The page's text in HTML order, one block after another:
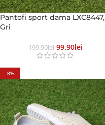
Pantofi sport dama LXC8447,
Gri
199.90Lei 99.90Lei
-8%